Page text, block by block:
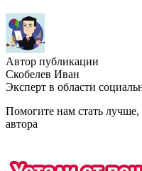
Автор публикации
Скобелев Иван
Эксперт в области
Помогите нам стать лучше,
автора